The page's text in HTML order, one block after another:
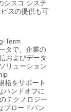
シスコ システ
スの提供も可
Term
タで、企業の
およびデータ
ソリューション
格をサポート
ハンドオフに
テクノロジー
ブロードバン